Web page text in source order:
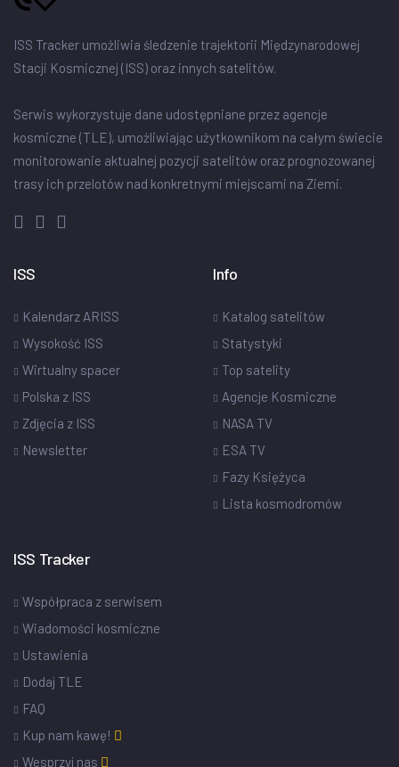
ISS Tracker umożliwia śledzenie trajektorii Międzynarodowej
Stacji Kosmicznej (ISS) oraz innych satelitów.
Serwis wykorzystuje dane udostępniane przez agencje
kosmiczne (TLE), umożliwiając użytkownikom na całym świecie
monitorowanie aktualnej pozycji satelitów oraz prognozowanej
trasy ich przelotów nad konkretnymi miejscami na Ziemi.
ISS
Kalendarz ARISS
Wysokość ISS
Wirtualny spacer
Polska z ISS
Zdjęcia z ISS
Newsletter
Info
Katalog satelitów
Statystyki
Top satelity
Agencje Kosmiczne
NASA TV
ESA TV
Fazy Księżyca
Lista kosmodromów
ISS Tracker
Współpraca z serwisem
Wiadomości kosmiczne
Ustawienia
Dodaj TLE
FAQ
Kup nam kawę!
Wesprzyj nas